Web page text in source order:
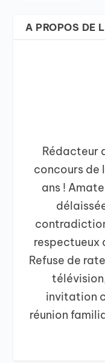
A PROPOS DE
Rédacteur
concours de
ans !
respectueux
Refuse de
invitation
réunion